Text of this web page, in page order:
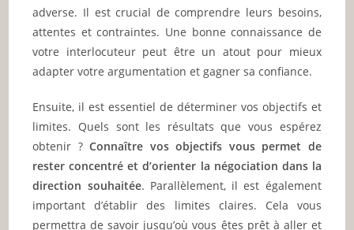
adverse. Il est crucial de comprendre leurs besoins,
attentes et contraintes. Une bonne connaissance de
votre interlocuteur peut être un atout pour mieux
adapter votre argumentation et gagner sa confiance.
Ensuite, il est essentiel de déterminer vos objectifs et
limites. Quels sont les résultats que vous espérez
obtenir ?Connaître vos objectifs vous permet de
rester concentré et d’orienter la négociation dans la
direction souhaitée. Parallèlement, il est également
important d’établir des limites claires. Cela vous
permettra de savoir jusqu’où vous êtes prêt à aller et